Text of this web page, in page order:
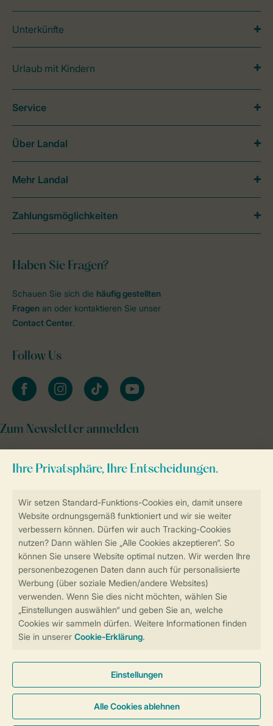
Sicherstellung Deiner Privatsphäre
Sicher und schnell zur Online-Buchung
Sichere Datenübertragung
Sicheres Bezahlen
Unterkünfte
Urlaub mit Kindern
Haben Sie Fragen?
Schauen Sie sich die häufig gestellten
Fragen an oder kontaktieren Sie unser
Contact Center.
Follow Us
facebookinstagramtiktok youtube
Zum Newsletter anmelden
Service
Über Landal
Mehr Landal
Zahlungsmöglichkeiten
Cookies und Banner
Barrierefreiheit